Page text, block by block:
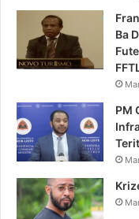
Ba
PM